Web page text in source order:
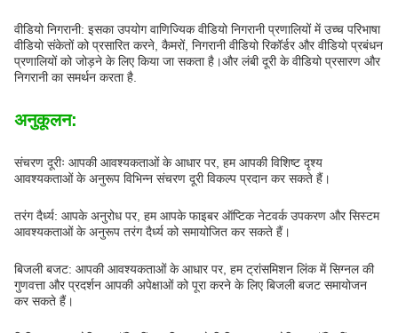
वीडियो निगरानी: इसका उपयोग वाणिज्यिक वीडियो निगरानी प्रणालियों में उच्च परिभाषा
वीडियो संकेतों को प्रसारित करने, कैमरों, निगरानी वीडियो रिकॉर्डर और वीडियो प्रबंधन
प्रणालियों को जोड़ने के लिए किया जा सकता है।और लंबी दूरी के वीडियो प्रसारण और
निगरानी का समर्थन करता है.
अनुकूलन:
संचरण दूरीः आपकी आवश्यकताओं के आधार पर, हम आपकी विशिष्ट दृश्य
आवश्यकताओं के अनुरूप विभिन्न संचरण दूरी विकल्प प्रदान कर सकते हैं।
तरंग दैर्ध्य: आपके अनुरोध पर, हम आपके फाइबर ऑप्टिक नेटवर्क उपकरण और सिस्टम
आवश्यकताओं के अनुरूप तरंग दैर्ध्य को समायोजित कर सकते हैं।
बिजली बजट: आपकी आवश्यकताओं के आधार पर, हम ट्रांसमिशन लिंक में सिग्नल की
गुणवत्ता और प्रदर्शन आपकी अपेक्षाओं को पूरा करने के लिए बिजली बजट समायोजन
कर सकते हैं।